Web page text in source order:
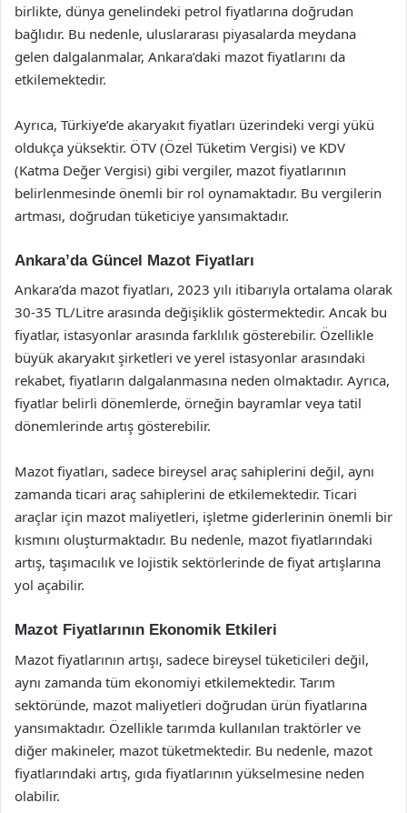
birlikte, dünya genelindeki petrol fiyatlarına doğrudan
bağlıdır. Bu nedenle, uluslararası piyasalarda meydana
gelen dalgalanmalar, Ankara’daki mazot fiyatlarını da
etkilemektedir.
Ayrıca, Türkiye’de akaryakıt fiyatları üzerindeki vergi yükü
oldukça yüksektir. ÖTV (Özel Tüketim Vergisi) ve KDV
(Katma Değer Vergisi) gibi vergiler, mazot fiyatlarının
belirlenmesinde önemli bir rol oynamaktadır. Bu vergilerin
artması, doğrudan tüketiciye yansımaktadır.
Ankara’da Güncel Mazot Fiyatları
Ankara’da mazot fiyatları, 2023 yılı itibarıyla ortalama olarak
30-35 TL/Litre arasında değişiklik göstermektedir. Ancak bu
fiyatlar, istasyonlar arasında farklılık gösterebilir. Özellikle
büyük akaryakıt şirketleri ve yerel istasyonlar arasındaki
rekabet, fiyatların dalgalanmasına neden olmaktadır. Ayrıca,
fiyatlar belirli dönemlerde, örneğin bayramlar veya tatil
dönemlerinde artış gösterebilir.
Mazot fiyatları, sadece bireysel araç sahiplerini değil, aynı
zamanda ticari araç sahiplerini de etkilemektedir. Ticari
araçlar için mazot maliyetleri, işletme giderlerinin önemli bir
kısmını oluşturmaktadır. Bu nedenle, mazot fiyatlarındaki
artış, taşımacılık ve lojistik sektörlerinde de fiyat artışlarına
yol açabilir.
Mazot Fiyatlarının Ekonomik Etkileri
Mazot fiyatlarının artışı, sadece bireysel tüketicileri değil,
aynı zamanda tüm ekonomiyi etkilemektedir. Tarım
sektöründe, mazot maliyetleri doğrudan ürün fiyatlarına
yansımaktadır. Özellikle tarımda kullanılan traktörler ve
diğer makineler, mazot tüketmektedir. Bu nedenle, mazot
fiyatlarındaki artış, gıda fiyatlarının yükselmesine neden
olabilir.